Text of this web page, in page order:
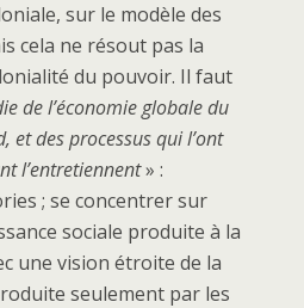
sur le modèle des
cela ne résout pas la
du pouvoir. Il faut
de l’économie globale du
et des processus qui l’ont
l’entretiennent» :
; se concentrer sur
sociale produite à la
une vision étroite de la
seulement par les